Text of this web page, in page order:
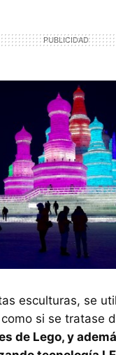
esculturas, se
si se tratase
de Lego, y